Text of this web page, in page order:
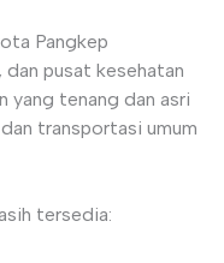
Pangkep
pusat kesehatan
yang tenang dan asri
transportasi umum
tersedia: